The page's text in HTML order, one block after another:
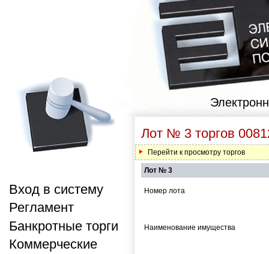
Вход в систему
Регламент
Банкротные торги
Коммерческие
Лот № 3 торгов
Перейти к просмотру торгов
Лот № 3
Номер лота
Наименование имущества